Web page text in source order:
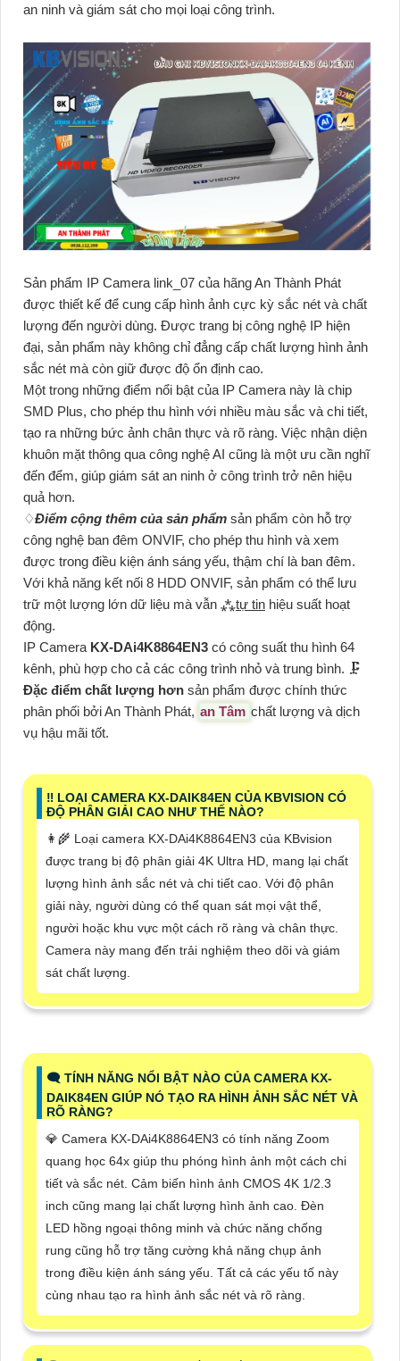
an ninh và giám sát cho mọi loại công trình.
Sản phẩm IP Camera link_07 của hãng An Thành Phát
được thiết kế để cung cấp hình ảnh cực kỳ sắc nét và chất
lượng đến người dùng. Được trang bị công nghệ IP hiện
đại, sản phẩm này không chỉ đẳng cấp chất lượng hình ảnh
sắc nét mà còn giữ được độ ổn định cao.
Một trong những điểm nổi bật của IP Camera này là chip
SMD Plus, cho phép thu hình với nhiều màu sắc và chi tiết,
tạo ra những bức ảnh chân thực và rõ ràng. Việc nhận diện
khuôn mặt thông qua công nghệ AI cũng là một ưu cần nghĩ
đến đểm, giúp giám sát an ninh ở công trình trở nên hiệu
quả hơn.
♢Điểm cộng thêm của sản phẩm sản phẩm còn hỗ trợ
công nghệ ban đêm ONVIF, cho phép thu hình và xem
được trong điều kiện ánh sáng yếu, thậm chí là ban đêm.
Với khả năng kết nối 8 HDD ONVIF, sản phẩm có thể lưu
trữ một lượng lớn dữ liệu mà vẫn ⁂tự tin hiệu suất hoạt
động.
IP Camera KX-DAi4K8864EN3 có công suất thu hình 64
kênh, phù hợp cho cả các công trình nhỏ và trung bình. 🗜️
Đặc điểm chất lượng hơn sản phẩm được chính thức
phân phối bởi An Thành Phát, an Tâm chất lượng và dịch
vụ hậu mãi tốt.
‼️ LOẠI CAMERA KX-DAIK84EN CỦA KBVISION CÓ
ĐỘ PHÂN GIẢI CAO NHƯ THẾ NÀO?
👩‍🌾 Loại camera KX-DAi4K8864EN3 của KBvision
được trang bị độ phân giải 4K Ultra HD, mang lại chất
lượng hình ảnh sắc nét và chi tiết cao. Với độ phân
giải này, người dùng có thể quan sát mọi vật thể,
người hoặc khu vực một cách rõ ràng và chân thực.
Camera này mang đến trải nghiệm theo dõi và giám
sát chất lượng.
🗨️ TÍNH NĂNG NỔI BẬT NÀO CỦA CAMERA KX-
DAIK84EN GIÚP NÓ TẠO RA HÌNH ẢNH SẮC NÉT VÀ
RÕ RÀNG?
💎 Camera KX-DAi4K8864EN3 có tính năng Zoom
quang học 64x giúp thu phóng hình ảnh một cách chi
tiết và sắc nét. Cảm biến hình ảnh CMOS 4K 1/2.3
inch cũng mang lại chất lượng hình ảnh cao. Đèn
LED hồng ngoại thông minh và chức năng chống
rung cũng hỗ trợ tăng cường khả năng chụp ảnh
trong điều kiện ánh sáng yếu. Tất cả các yếu tố này
cùng nhau tạo ra hình ảnh sắc nét và rõ ràng.